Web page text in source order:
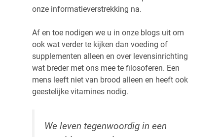
onze informatieverstrekking na.
Af en toe nodigen we u in onze blogs uit om
ook wat verder te kijken dan voeding of
supplementen alleen en over levensinrichting
wat breder met ons mee te filosoferen. Een
mens leeft niet van brood alleen en heeft ook
geestelijke vitamines nodig.
We leven tegenwoordig in een